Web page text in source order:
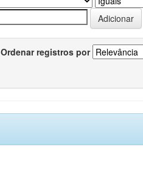
Ordenar registros por